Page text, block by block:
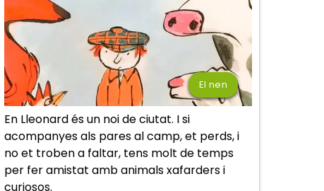
El nen
En Lleonard és un noi de ciutat. I si
acompanyes als pares al camp, et perds, i
no et troben a faltar, tens molt de temps
per fer amistat amb animals xafarders i
curiosos.